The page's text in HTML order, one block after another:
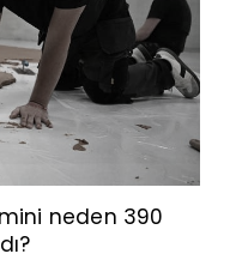
neden 390